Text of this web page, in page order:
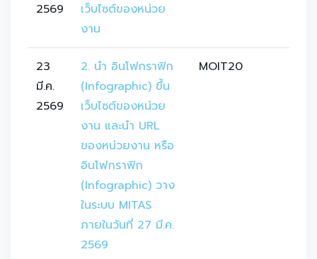
2569
เว็บไซต์ของหน่วย
งาน
23
มี.ค.
2569
2. นำ อินโฟกราฟิก
(Infographic) ขึ้น
เว็บไซต์ของหน่วย
งาน และนำ URL
ของหน่วยงาน หรือ
อินโฟกราฟิก
(Infographic) วาง
ในระบบ MITAS
ภายในวันที่ 27 มี.ค.
2569
MOIT20